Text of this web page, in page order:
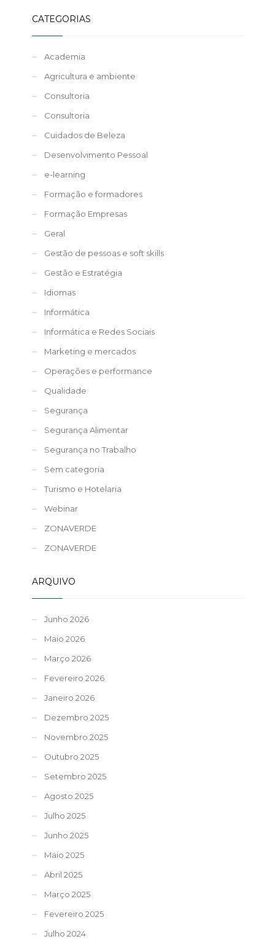
CATEGORIAS
Academia
Agricultura e ambiente
Consultoria
Consultoria
Cuidados de Beleza
Desenvolvimento Pessoal
e-learning
Formação e formadores
Formação Empresas
Geral
Gestão de pessoas e soft skills
Gestão e Estratégia
Idiomas
Informática
Informática e Redes Sociais
Marketing e mercados
Operações e performance
Qualidade
Segurança
Segurança Alimentar
Segurança no Trabalho
Sem categoria
Turismo e Hotelaria
Webinar
ZONAVERDE
ZONAVERDE
ARQUIVO
Junho 2026
Maio 2026
Março 2026
Fevereiro 2026
Janeiro 2026
Dezembro 2025
Novembro 2025
Outubro 2025
Setembro 2025
Agosto 2025
Julho 2025
Junho 2025
Maio 2025
Abril 2025
Março 2025
Fevereiro 2025
Julho 2024